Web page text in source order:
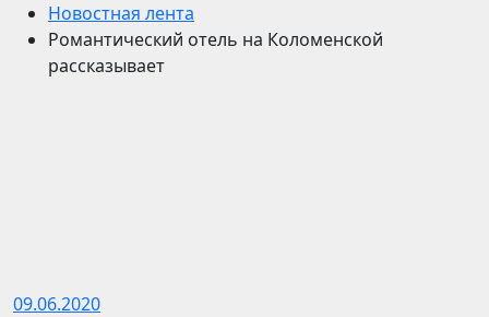
Новостная лента
Романтический отель на Коломенской
рассказывает
09.06.2020